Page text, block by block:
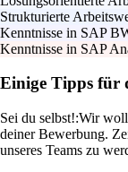
Strukturierte
Kenntnisse in SAP
Kenntnisse in SAP
Einige Tipps für
Sei du selbst!:Wir
deiner Bewerbung.
unseres Teams zu